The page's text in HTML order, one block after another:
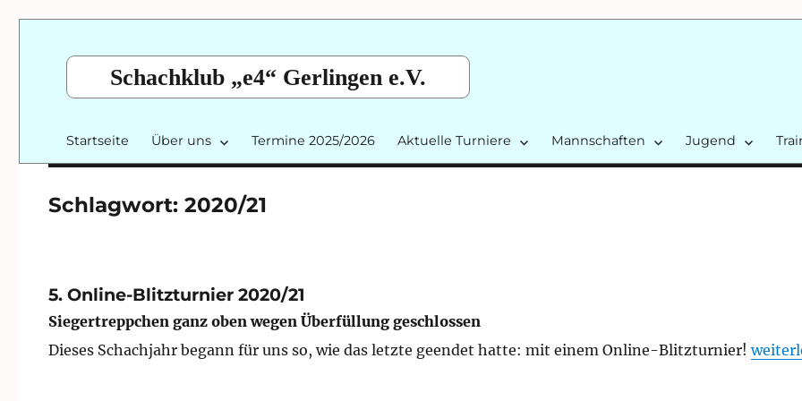
Schachklub „e4“ Gerlingen e.V.
Startseite Über uns Termine 2025/2026 Aktuelle Turniere Mannschaften Jugend
Schlagwort: 2020/21
5. Online-Blitzturnier 2020/21
Siegertreppchen ganz oben wegen Überfüllung geschlossen
Dieses Schachjahr begann für uns so, wie das letzte geendet hatte: mit einem Online-Blitzturnier!„5.